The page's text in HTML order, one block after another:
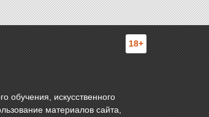
18+
обучения, искусственного
материалов сайта,